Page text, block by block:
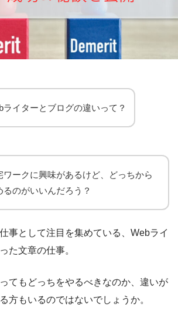
ライターとブログの違いって？
ワークに興味があるけど、どっちから
るのがいいんだろう？
事として注目を集めている、Webライ
た文章の仕事。
てもどっちをやるべきなのか、違いが
方もいるのではないでしょうか。